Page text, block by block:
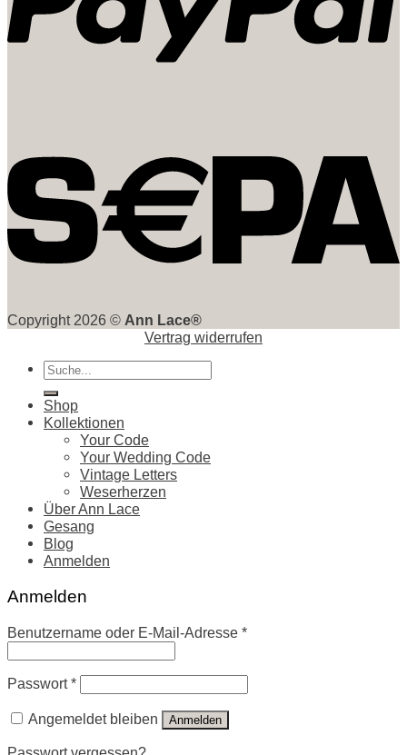
Copyright 2026 © Ann Lace®
Vertrag widerrufen
Suche
Shop
Kollektionen
Your Code
Your Wedding Code
Vintage Letters
Weserherzen
Über Ann Lace
Gesang
Blog
Anmelden
Anmelden
Benutzername oder E-Mail-Adresse *
Passwort*
Angemeldet bleiben Anmelden